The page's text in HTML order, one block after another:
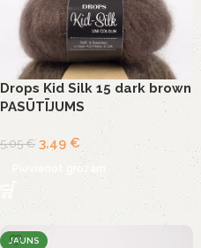
Drops Kid Silk 15 dark brown
PASŪTĪJUMS
5,05€ 3,49 €
Pievienot grozam
JAUNS